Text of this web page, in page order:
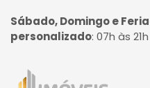
Sábado, Domingo e
personalizado: 07h às 21h
Página inicial